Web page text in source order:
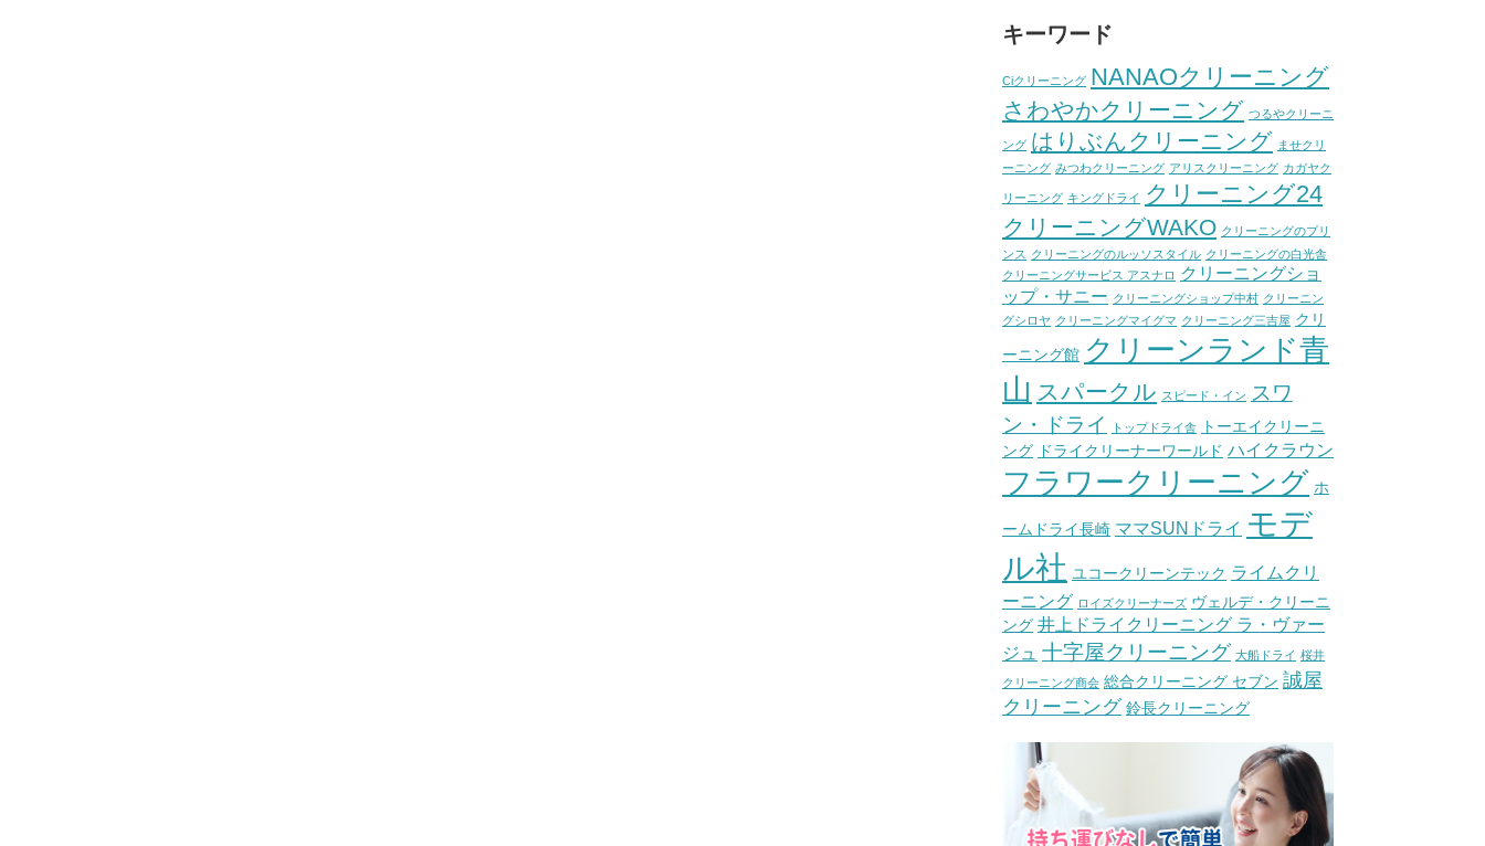
キーワード
Ciクリーニング NANAOクリーニング
さわやかクリーニング つるやクリーニ
ング はりぶんクリーニング ませクリ
ーニング みつわクリーニング アリスクリーニング カガヤク
リーニング キングドライ クリーニング24
クリーニングWAKO クリーニングのプリ
ンス クリーニングのルッソスタイル クリーニングの白光舎
クリーニングサービス アスナロ
クリーニングショ
ップ・サニー クリーニングショップ中村 クリーニン
グシロヤ クリーニングマイグマ クリーニング三吉屋 クリ
ーニング館 クリーンランド青
山 スパークル スピード・イン スワ
ン・ドライ
トップドライ舎
トーエイクリーニ
ング ドライクリーナーワールド ハイクラウン
フラワークリーニング ホ
ームドライ長崎 ママSUNドライ モデ
ル社 ユコークリーンテック ライムクリ
ーニング ロイズクリーナーズ ヴェルデ・クリーニ
ング 井上ドライクリーニング ラ・ヴァー
ジュ 十字屋クリーニング 大船ドライ 桜井
クリーニング商会 総合クリーニング セブン 誠屋
クリーニング 鈴長クリーニング